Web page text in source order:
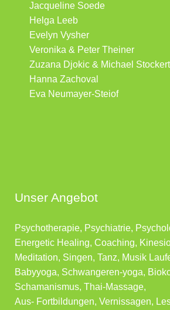
Jacqueline Soede
Helga Leeb
Evelyn Vysher
Veronika & Peter Theiner
Zuzana Djokic & Michael Stockert
Hanna Zachoval
Eva Neumayer-Steiof
Unser Angebot
Psychotherapie, Psychiatrie,
Energetic Healing, Coaching,
Meditation, Singen, Tanz, Musik
Babyyoga, Schwangeren-yoga,
Schamanismus, Thai-Massage,
Aus- Fortbildungen, Vernissagen,